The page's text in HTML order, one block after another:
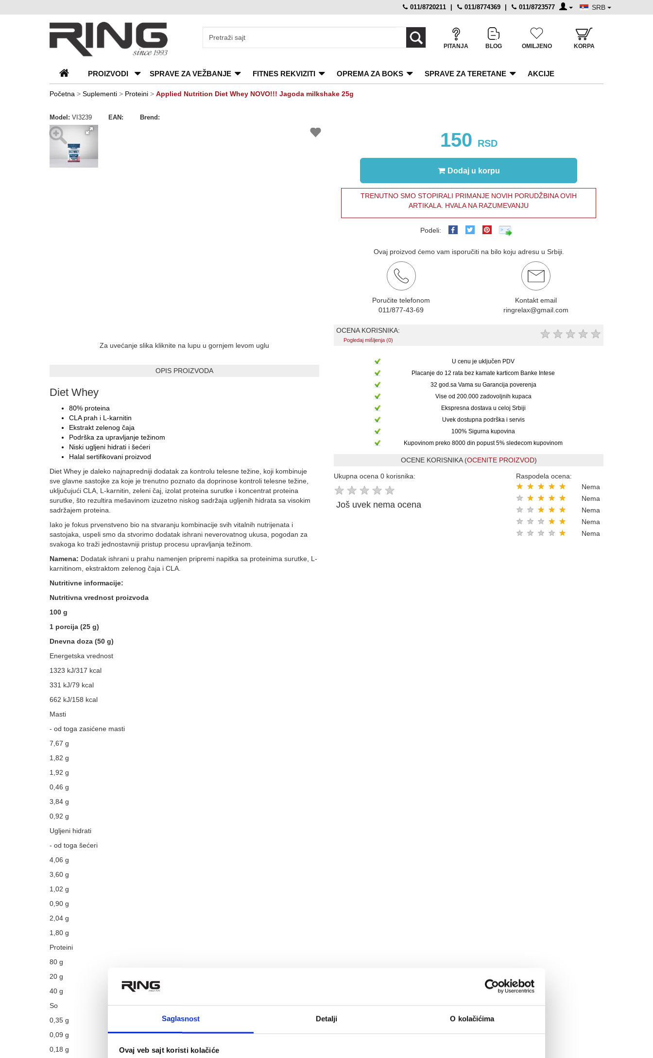
Saglasnost Detalji O kolačićima
Ovaj veb sajt koristi kolačiće
O
nama
Katalozi
Kontakt
Blog
Česta
pitanja
011/8720211 | 011/8774369 | 011/8723577 SRB
PITANJA BLOG OMILJENO KORPA
PROIZVODI SPRAVE ZA VEŽBANJE FITNES REKVIZITI OPREMA ZA BOKS SPRAVE ZA TERETANE AKCIJE
Početna > Suplementi > Proteini > Applied Nutrition Diet Whey NOVO!!! Jagoda milkshake 25g
Model: VI3239 EAN: Brend:
Za uvećanje slika kliknite na lupu u gornjem levom uglu
OPIS PROIZVODA
Diet Whey
80% proteina
CLA prah i L-karnitin
Ekstrakt zelenog čaja
Podrška za upravljanje težinom
Niski ugljeni hidrati i šećeri
Halal sertifikovani proizvod
Diet Whey je daleko najnapredniji dodatak za kontrolu telesne težine, koji kombinuje
sve glavne sastojke za koje je trenutno poznato da doprinose kontroli telesne težine,
uključujući CLA, L-karnitin, zeleni čaj, izolat proteina surutke i koncentrat proteina
surutke, što rezultira mešavinom izuzetno niskog sadržaja ugljenih hidrata sa visokim
sadržajem proteina.
Iako je fokus prvenstveno bio na stvaranju kombinacije svih vitalnih nutrijenata i
sastojaka, uspeli smo da stvorimo dodatak ishrani neverovatnog ukusa, pogodan za
svakoga ko traži jednostavniji pristup procesu upravljanja težinom.
Namena: Dodatak ishrani u prahu namenjen pripremi napitka sa proteinima surutke, L-
karnitinom, ekstraktom zelenog čaja i CLA.
Nutritivne informacije:
Nutritivna vrednost proizvoda
100 g
1 porcija (25 g)
Dnevna doza (50 g)
Energetska vrednost
1323 kJ/317 kcal
331 kJ/79 kcal
662 kJ/158 kcal
Masti
- od toga zasićene masti
7,67 g
1,82 g
1,92 g
0,46 g
3,84 g
0,92 g
Ugljeni hidrati
- od toga šećeri
4,06 g
3,60 g
1,02 g
0,90 g
2,04 g
1,80 g
Proteini
80 g
20 g
40 g
So
0,35 g
0,09 g
0,18 g
150 RSD
Dodaj u korpu
TRENUTNO SMO STOPIRALI PRIMANJE NOVIH PORUDŽBINA OVIH
ARTIKALA. HVALA NA RAZUMEVANJU
Podeli:
Ovaj proizvod ćemo vam isporučiti na bilo koju adresu u Srbiji.
Poručite telefonom
011/877-43-69
Kontakt email
ringrelax@gmail.com
OCENA KORISNIKA:
Pogledaj mišljenja (0) ★ ★ ★ ★ ★
U cenu je uključen PDV
Placanje do 12 rata bez kamate karticom Banke Intese
32 god.sa Vama su Garancija poverenja
Vise od 200.000 zadovoljnih kupaca
Ekspresna dostava u celoj Srbiji
Uvek dostupna podrška i servis
100% Sigurna kupovina
Kupovinom preko 8000 din popust 5% sledecom kupovinom
OCENE KORISNIKA (OCENITE PROIZVOD)
Ukupna ocena 0 korisnika:
★ ★ ★ ★ ★
Još uvek nema ocena
Raspodela ocena:
★
★
★
★
★ Nema
★
★
★
★
★ Nema
★
★
★
★
★ Nema
★
★
★
★
★ Nema
★
★
★
★
★ Nema